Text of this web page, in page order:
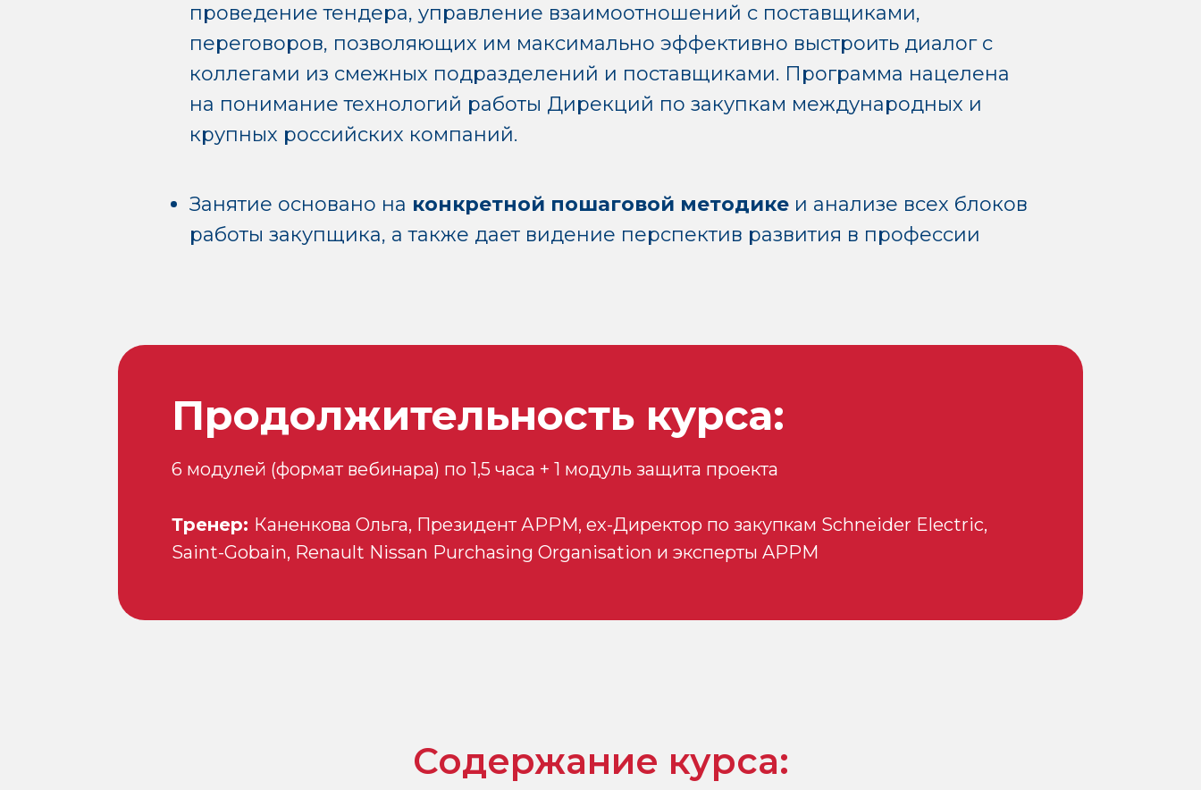
проведение тендера, управление взаимоотношений с поставщиками,
переговоров, позволяющих им максимально эффективно выстроить диалог с
коллегами из смежных подразделений и поставщиками. Программа нацелена
на понимание технологий работы Дирекций по закупкам международных и
крупных российских компаний.
Занятие основано на конкретной пошаговой методике и анализе всех блоков
работы закупщика, а также дает видение перспектив развития в профессии
Продолжительность курса:
6 модулей (формат вебинара) по 1,5 часа + 1 модуль защита проекта
Тренер: Каненкова Ольга, Президент АРРМ, ex-Директор по закупкам Schneider Electric,
Saint-Gobain, Renault Nissan Purchasing Organisation и эксперты APPM
Содержание курса: